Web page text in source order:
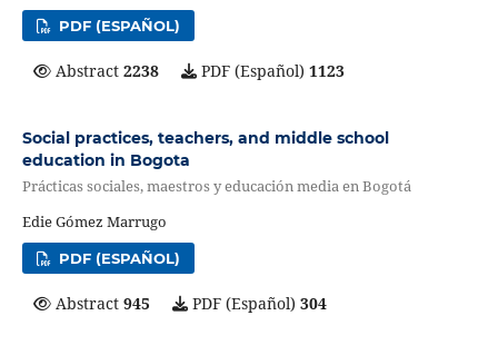
PDF (ESPAÑOL)
Abstract 2238 PDF (Español) 1123
Social practices, teachers, and middle school
education in Bogota
Prácticas sociales, maestros y educación media en Bogotá
Edie Gómez Marrugo
PDF (ESPAÑOL)
Abstract 945 PDF (Español) 304